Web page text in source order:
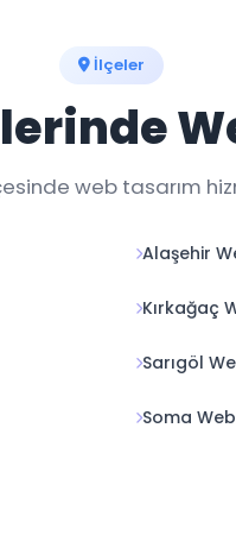
İlçeler
web tasarım
Alaşehir
Kırkağaç
Sarıgöl
Soma